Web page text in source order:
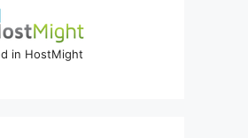
in HostMight